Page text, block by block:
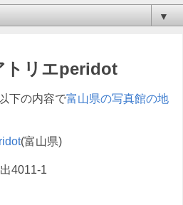
▼
トリエperidot
下の内容で富山県の写真館の地
(富山県)
4011-1